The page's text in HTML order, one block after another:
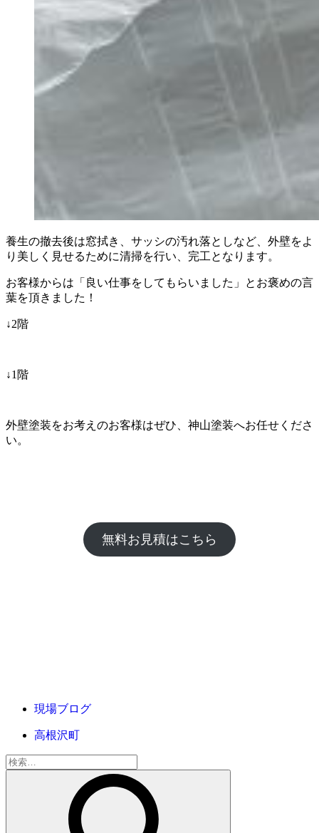
養生の撤去後は窓拭き、サッシの汚れ落としなど、外壁をよ
り美しく見せるために清掃を行い、完工となります。
お客様からは「良い仕事をしてもらいました」とお褒めの言
葉を頂きました！
↓2階
↓1階
外壁塗装をお考えのお客様はぜひ、神山塗装へお任せくださ
い。
無料お見積はこちら
現場ブログ
高根沢町
検
索: